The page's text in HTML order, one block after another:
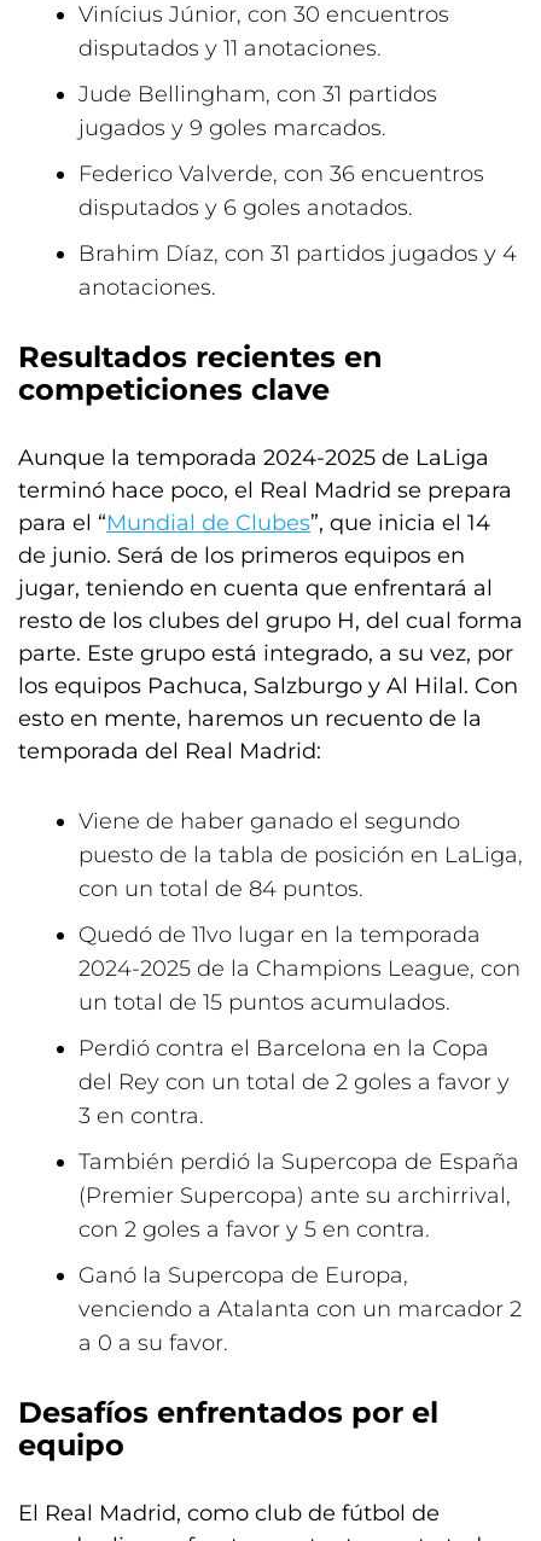
Vinícius Júnior, con 30 encuentros
disputados y 11 anotaciones.
Jude Bellingham, con 31 partidos
jugados y 9 goles marcados.
Federico Valverde, con 36 encuentros
disputados y 6 goles anotados.
Brahim Díaz, con 31 partidos jugados y 4
anotaciones.
Resultados recientes en
competiciones clave
Aunque la temporada 2024-2025 de LaLiga
terminó hace poco, el Real Madrid se prepara
para el “Mundial de Clubes”, que inicia el 14
de junio. Será de los primeros equipos en
jugar, teniendo en cuenta que enfrentará al
resto de los clubes del grupo H, del cual forma
parte. Este grupo está integrado, a su vez, por
los equipos Pachuca, Salzburgo y Al Hilal. Con
esto en mente, haremos un recuento de la
temporada del Real Madrid:
Viene de haber ganado el segundo
puesto de la tabla de posición en LaLiga,
con un total de 84 puntos.
Quedó de 11vo lugar en la temporada
2024-2025 de la Champions League, con
un total de 15 puntos acumulados.
Perdió contra el Barcelona en la Copa
del Rey con un total de 2 goles a favor y
3 en contra.
También perdió la Supercopa de España
(Premier Supercopa) ante su archirrival,
con 2 goles a favor y 5 en contra.
Ganó la Supercopa de Europa,
venciendo a Atalanta con un marcador 2
a 0 a su favor.
Desafíos enfrentados por el
equipo
El Real Madrid, como club de fútbol de